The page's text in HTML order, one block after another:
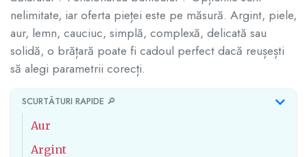
nelimitate, iar oferta pieței este pe măsură. Argint, piele,
aur, lemn, cauciuc, simplă, complexă, delicată sau
solidă, o brățară poate fi cadoul perfect dacă reușești
să alegi parametrii corecți.
SCURTĂTURI RAPIDE 🔎
Aur
Argint